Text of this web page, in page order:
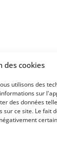
des cookies
utilisons des
sur
des données
ce site. Le fait